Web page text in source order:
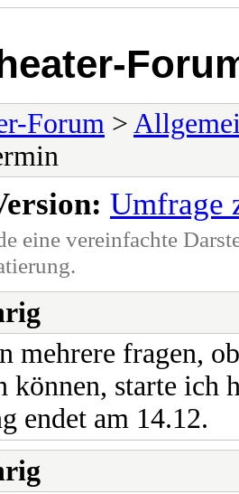
Forum >
Umfrage
eine vereinfachte
mehrere fragen,
können, starte ich
endet am 14.12.